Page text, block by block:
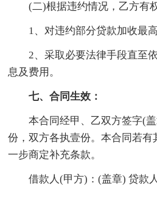
(二)根据违约情况，乙方有
1、对违约部分贷款加收最
2、采取必要法律手段直至
息及费用。
七、合同生效：
本合同经甲、乙双方签字(
份，双方各执壹份。本合同若
一步商定补充条款。
借款人(甲方)：(盖章) 贷款